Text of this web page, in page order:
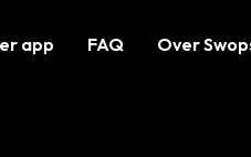
app FAQ Over